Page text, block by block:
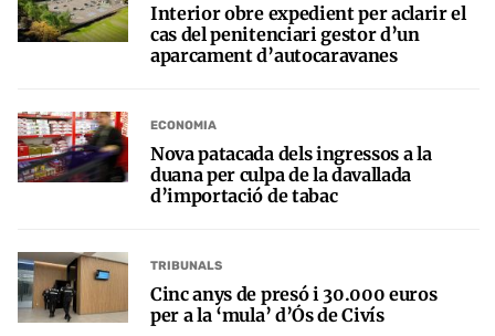
Interior obre expedient per aclarir el
cas del penitenciari gestor d’un
aparcament d’autocaravanes
ECONOMIA
Nova patacada dels ingressos a la
duana per culpa de la davallada
d’importació de tabac
TRIBUNALS
Cinc anys de presó i 30.000 euros
per a la ‘mula’ d’Ós de Civís